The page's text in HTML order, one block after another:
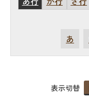
あ
表
表示切替